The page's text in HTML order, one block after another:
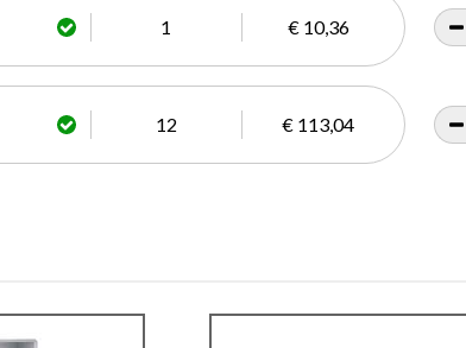
1 € 10,36
12 € 113,04